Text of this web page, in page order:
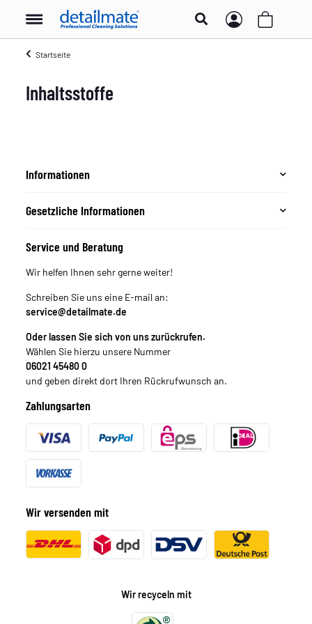
Startseite
Inhaltsstoffe
Informationen
Gesetzliche Informationen
Service und Beratung
Wir helfen Ihnen sehr gerne weiter!
Schreiben Sie uns eine E-mail an:
service@detailmate.de
Oder lassen Sie sich von uns zurückrufen.
Wählen Sie hierzu unsere Nummer
06021 45480 0
und geben direkt dort Ihren Rückrufwunsch an.
Zahlungsarten
Wir versenden mit
Wir recyceln mit